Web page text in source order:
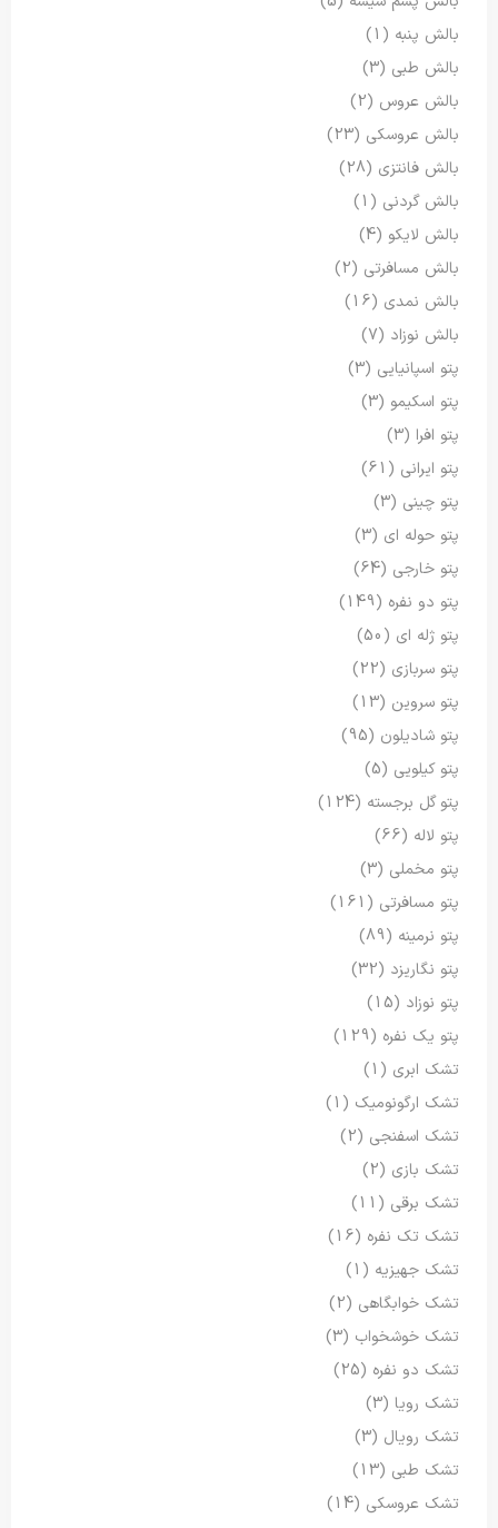
بالش پنبه (1)
بالش طبی (3)
بالش عروس (2)
بالش عروسکی (23)
بالش فانتزی (28)
بالش گردنی (1)
بالش لایکو (4)
بالش مسافرتی (2)
بالش نمدی (16)
بالش نوزاد (7)
پتو اسپانیایی (3)
پتو اسکیمو (3)
پتو افرا (3)
پتو ایرانی (61)
پتو چینی (3)
پتو حوله ای (3)
پتو خارجی (64)
پتو دو نفره (149)
پتو ژله ای (50)
پتو سربازی (22)
پتو سروین (13)
پتو شادیلون (95)
پتو کیلویی (5)
پتو گل برجسته (124)
پتو لاله (66)
پتو مخملی (3)
پتو مسافرتی (161)
پتو نرمینه (89)
پتو نگاریزد (32)
پتو نوزاد (15)
پتو یک نفره (129)
تشک ابری (1)
تشک ارگونومیک (1)
تشک اسفنجی (2)
تشک بازی (2)
تشک برقی (11)
تشک تک نفره (16)
تشک جهیزیه (1)
تشک خوابگاهی (2)
تشک خوشخواب (3)
تشک دو نفره (25)
تشک رویا (3)
تشک رویال (3)
تشک طبی (13)
تشک عروسکی (14)